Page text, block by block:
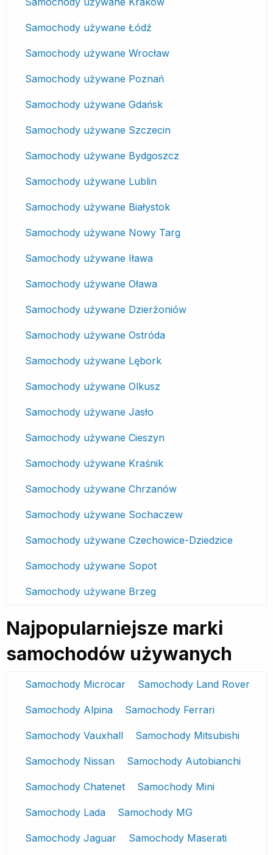
Samochody używane Łódź
Samochody używane Wrocław
Samochody używane Poznań
Samochody używane Gdańsk
Samochody używane Szczecin
Samochody używane Bydgoszcz
Samochody używane Lublin
Samochody używane Białystok
Samochody używane Nowy Targ
Samochody używane Iława
Samochody używane Oława
Samochody używane Dzierżoniów
Samochody używane Ostróda
Samochody używane Lębork
Samochody używane Olkusz
Samochody używane Jasło
Samochody używane Cieszyn
Samochody używane Kraśnik
Samochody używane Chrzanów
Samochody używane Sochaczew
Samochody używane Czechowice-Dziedzice
Samochody używane Sopot
Samochody używane Brzeg
Najpopularniejsze marki
samochodów używanych
Samochody Microcar Samochody Land Rover
Samochody Alpina Samochody Ferrari
Samochody Vauxhall Samochody Mitsubishi
Samochody Nissan Samochody Autobianchi
Samochody Chatenet Samochody Mini
Samochody Lada Samochody MG
Samochody Jaguar Samochody Maserati